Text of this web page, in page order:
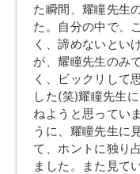
た瞬間、耀瞳先生
た。自分の中で、
く、諦めないとい
が、耀瞳先生のみ
く、ビックリして
した(笑)耀瞳先生
ねようと思ってい
うに、耀瞳先生に
て、ホントに独り
ました。また見て